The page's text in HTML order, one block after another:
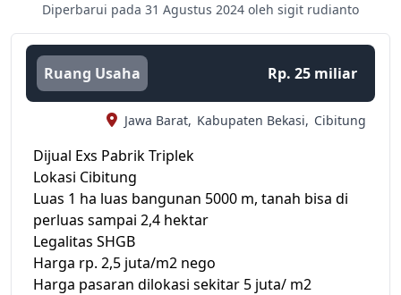
Diperbarui pada 31 Agustus 2024 oleh sigit rudianto
Ruang Usaha Rp. 25 miliar
Jawa Barat, Kabupaten Bekasi, Cibitung
Dijual Exs Pabrik Triplek
Lokasi Cibitung
Luas 1 ha luas bangunan 5000 m, tanah bisa di
perluas sampai 2,4 hektar
Legalitas SHGB
Harga rp. 2,5 juta/m2 nego
Harga pasaran dilokasi sekitar 5 juta/ m2